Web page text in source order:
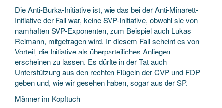
Die Anti-Burka-Initiative ist, wie das bei der Anti-Minarett-
Initiative der Fall war, keine SVP-Initiative, obwohl sie von
namhaften SVP-Exponenten, zum Beispiel auch Lukas
Reimann, mitgetragen wird. In diesem Fall scheint es von
Vorteil, die Initiative als überparteiliches Anliegen
erscheinen zu lassen. Es dürfte in der Tat auch
Unterstützung aus den rechten Flügeln der CVP und FDP
geben und, wie wir gesehen haben, sogar aus der SP.
Männer im Kopftuch